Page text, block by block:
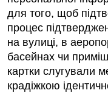
для того, щоб
процес
на вулиці, в
басейнах чи
картки слугували
крадіжкою